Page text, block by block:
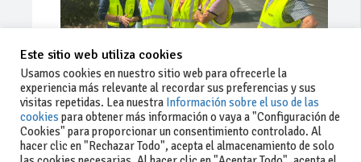
Ago 03, 2026 71 0 0
Este sitio web utiliza cookies
Usamos cookies en nuestro sitio web para ofrecerle la
experiencia más relevante al recordar sus preferencias y sus
visitas repetidas. Lea nuestra Información sobre el uso de las
cookies para obtener más información o vaya a "Configuración de
Cookies" para proporcionar un consentimiento controlado. Al
hacer clic en "Rechazar Todo", acepta el almacenamiento de solo